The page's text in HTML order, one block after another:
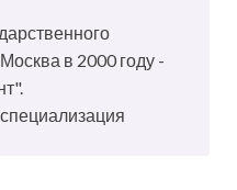
в 2000 году -